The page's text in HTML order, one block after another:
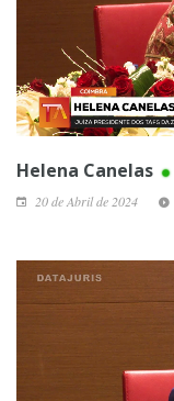
Helena Canelas
20 de Abril de 2024